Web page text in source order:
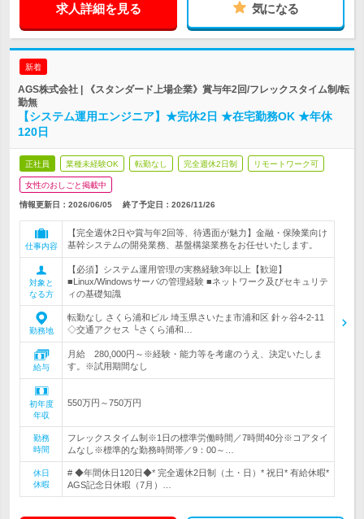
求人詳細を見る 気になる
新着
AGS株式会社 | 《スタンダード上場企業》賞与年2回/フレックスタイム制/転
勤無
【システム運用エンジニア】★完休2日 ★在宅勤務OK ★年休
120日
正社員 業種未経験OK 転勤なし 完全週休2日制 リモートワーク可
女性のおしごと掲載中
情報更新日：2026/06/05 終了予定日： 2026/11/26
仕事内容
【完全週休2日や賞与年2回等、待遇面が魅力】金融・保険業向け
基幹システムの開発業務、基盤構築業務をお任せいたします。
対象と
なる方
【必須】システム運用管理の実務経験3年以上【歓迎】
■Linux/Windowsサーバの管理経験 ■ネットワーク及びセキュリテ
ィの基礎知識
勤務地
転勤なし さくら浦和ビル 埼玉県さいたま市浦和区 針ヶ谷4-2-11
◇交通アクセス └さくら浦和…
給与
月給 280,000円～※経験・能力等を考慮のうえ、決定いたしま
す。※試用期間なし
初年度
年収
550万円～750万円
勤務
時間
フレックスタイム制※1日の標準労働時間／7時間40分※コアタイ
ムなし※標準的な勤務時間帯／9：00～…
休日
休暇
# ◆年間休日120日◆* 完全週休2日制（土・日）* 祝日* 有給休暇*
AGS記念日休暇（7月）…